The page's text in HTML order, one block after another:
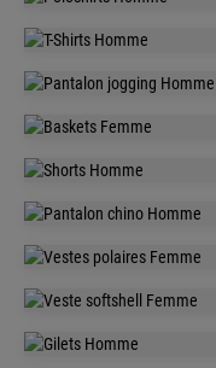
HOMME
POLOSHIRTS
HOMME
T-SHIRTS
HOMME
PANTALON
JOGGING
FEMME
BASKETS
HOMME
SHORTS
HOMME
PANTALON CHINO
FEMME
VESTES POLAIRES
FEMME